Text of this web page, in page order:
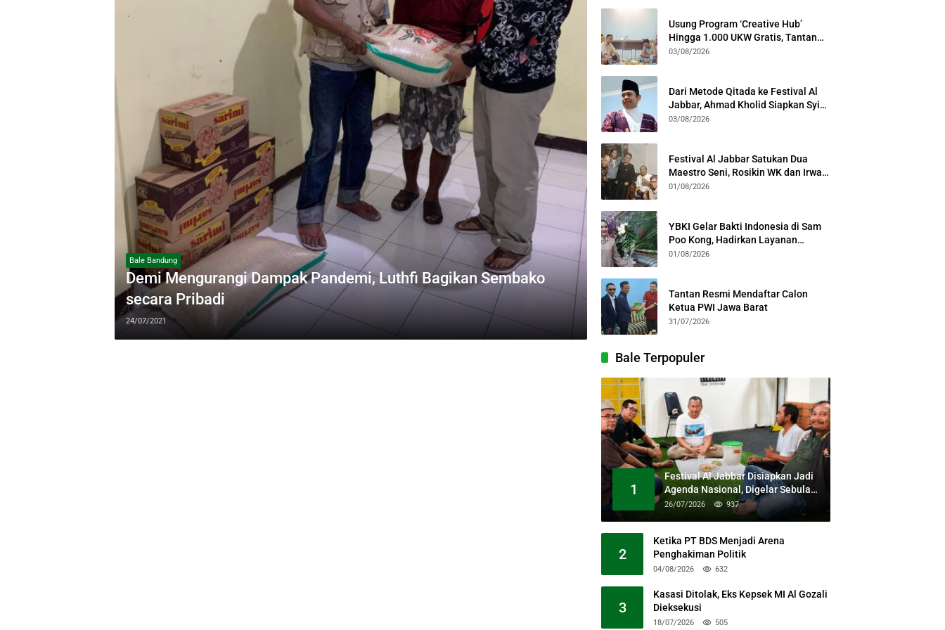
Bale Bandung
Demi Mengurangi Dampak Pandemi, Luthfi Bagikan Sembako
secara Pribadi
24/07/2021
Usung Program ‘Creative Hub’
Hingga 1.000 UKW Gratis, Tantan
Sulthon Paparkan Visi PWI Jabar di
03/08/2026
Dari Metode Qitada ke Festival Al
Jabbar, Ahmad Kholid Siapkan Syiar
Al-Qur’an Lewat Nada
03/08/2026
Festival Al Jabbar Satukan Dua
Maestro Seni, Rosikin WK dan Irwan
Guntari Garap Pertunjukan Kolosal
01/08/2026
YBKI Gelar Bakti Indonesia di Sam
Poo Kong, Hadirkan Layanan
Kesehatan Gratis dan Dialog
01/08/2026
Tantan Resmi Mendaftar Calon
Ketua PWI Jawa Barat
31/07/2026
Bale Terpopuler
1
Festival Al Jabbar Disiapkan Jadi
Agenda Nasional, Digelar Sebulan
Penuh di Kawasan Masjid Raya Al
26/07/2026 937
2
Ketika PT BDS Menjadi Arena
Penghakiman Politik
04/08/2026 632
3
Kasasi Ditolak, Eks Kepsek MI Al Gozali
Dieksekusi
18/07/2026 505